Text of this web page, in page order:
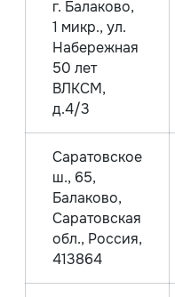
г. Балаково,
1 микр., ул.
Набережная
50 лет
ВЛКСМ,
д.4/3
Саратовское
ш., 65,
Балаково,
Саратовская
обл., Россия,
413864